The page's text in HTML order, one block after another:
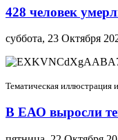
428 человек
суббота, 23 Октября
Тематическая иллюстрация
В ЕАО выросли